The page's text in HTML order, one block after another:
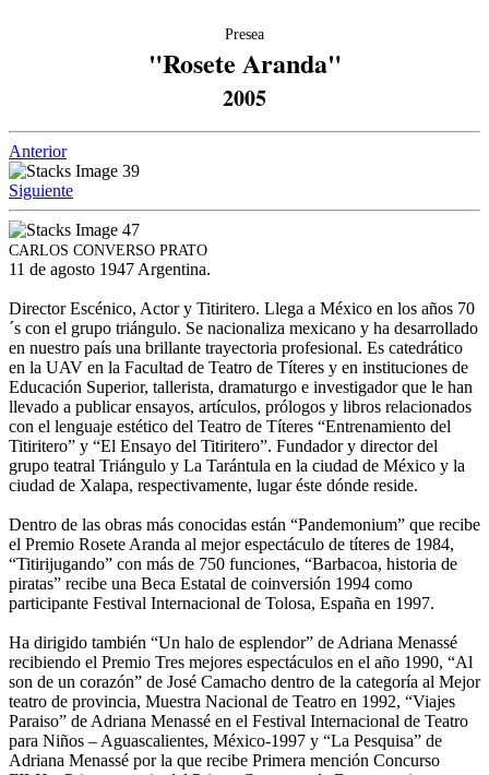
Presea
"Rosete Aranda"
2005
Anterior
Siguiente
CARLOS CONVERSO PRATO
11 de agosto 1947 Argentina.
Director Escénico, Actor y Titiritero. Llega a México en los años 70
´s con el grupo triángulo. Se nacionaliza mexicano y ha desarrollado
en nuestro país una brillante trayectoria profesional. Es catedrático
en la UAV en la Facultad de Teatro de Títeres y en instituciones de
Educación Superior, tallerista, dramaturgo e investigador que le han
llevado a publicar ensayos, artículos, prólogos y libros relacionados
con el lenguaje estético del Teatro de Títeres “Entrenamiento del
Titiritero” y “El Ensayo del Titiritero”. Fundador y director del
grupo teatral Triángulo y La Tarántula en la ciudad de México y la
ciudad de Xalapa, respectivamente, lugar éste dónde reside.
Dentro de las obras más conocidas están “Pandemonium” que recibe
el Premio Rosete Aranda al mejor espectáculo de títeres de 1984,
“Titirijugando” con más de 750 funciones, “Barbacoa, historia de
piratas” recibe una Beca Estatal de coinversión 1994 como
participante Festival Internacional de Tolosa, España en 1997.
Ha dirigido también “Un halo de esplendor” de Adriana Menassé
recibiendo el Premio Tres mejores espectáculos en el año 1990, “Al
son de un corazón” de José Camacho dentro de la categoría al Mejor
teatro de provincia, Muestra Nacional de Teatro en 1992, “Viajes
Paraiso” de Adriana Menassé en el Festival Internacional de Teatro
para Niños – Aguascalientes, México-1997 y “La Pesquisa” de
Adriana Menassé por la que recibe Primera mención Concurso